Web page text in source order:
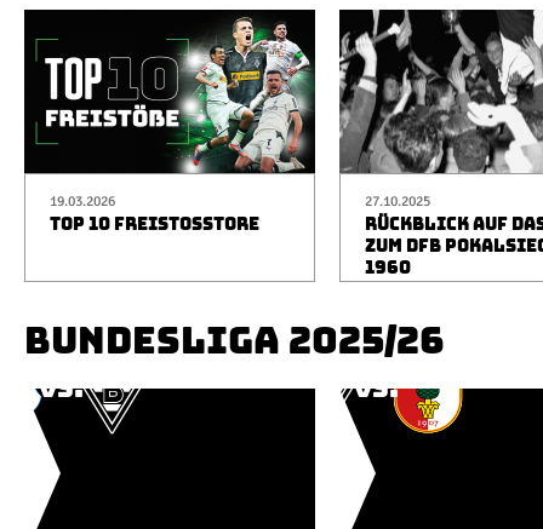
19.03.2026
TOP 10 FREISTOSSTORE
27.10.2025
RÜCKBLICK AUF
ZUM DFB
1960
BUNDESLIGA 2025/26